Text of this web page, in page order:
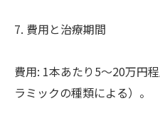
7. 費用と治療期間
費用: 1本あたり5～20万円
ラミックの種類による）。